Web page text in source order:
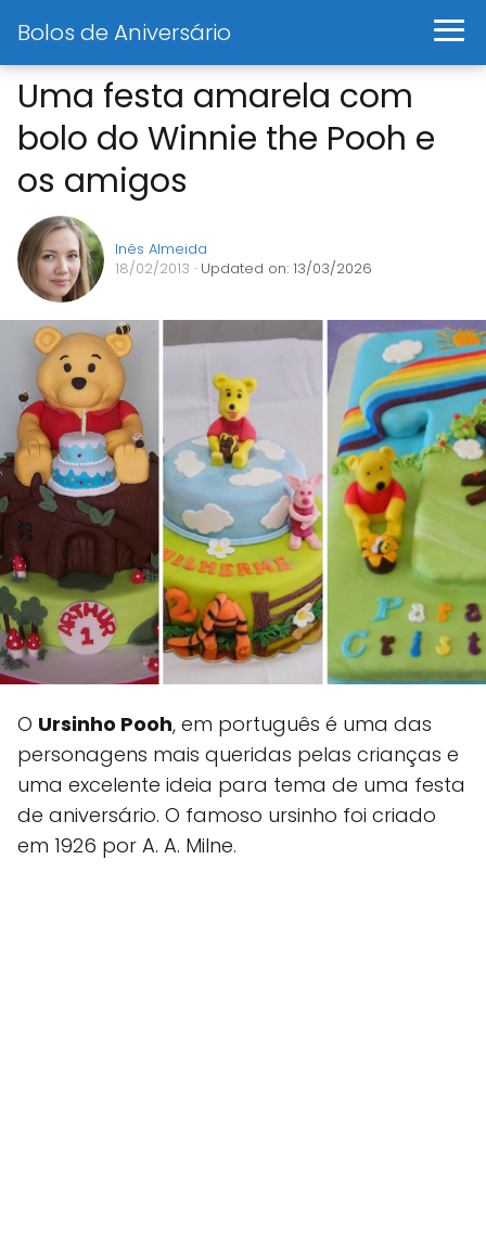
Bolos de Aniversário
Uma festa amarela com
bolo do Winnie the Pooh e
os amigos
Inês Almeida
18/02/2013 · Updated on: 13/03/2026
O Ursinho Pooh, em português é uma das
personagens mais queridas pelas crianças e
uma excelente ideia para tema de uma festa
de aniversário. O famoso ursinho foi criado
em 1926 por A. A. Milne.